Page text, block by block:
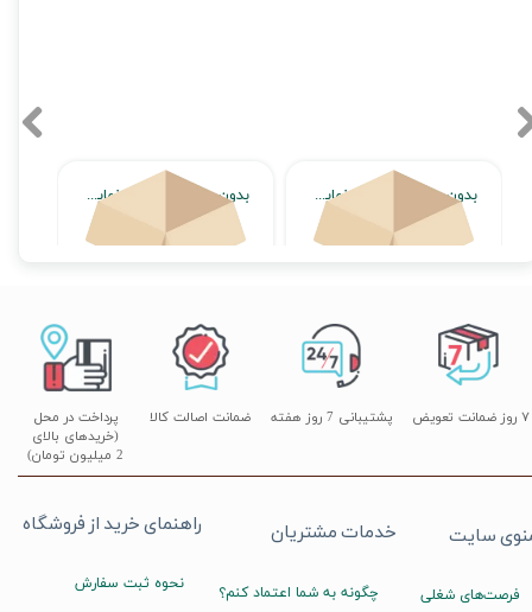
اتمام موجودی
بدون محصول جهت نمایش
اتمام موجودی
بدون محصول جهت نمایش
پشتیبانی 7 روز هفته
پرداخت در محل
(خریدهای بالای
2 میلیون تومان)
۷ روز ضمانت تعویض ضمانت اصالت کالا
راهنمای خرید از فروشگاه
نحوه ثبت سفارش
خدمات مشتریان
چگونه به شما اعتماد کنم؟
سایت
فرصت‌های شغلی